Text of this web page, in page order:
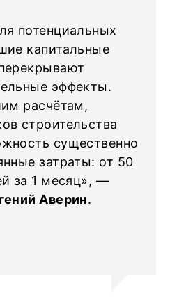
потенциальных
капитальные
эффекты.
расчётам,
строительства
существенно
затраты: от 50
за 1 месяц», —
Аверин.